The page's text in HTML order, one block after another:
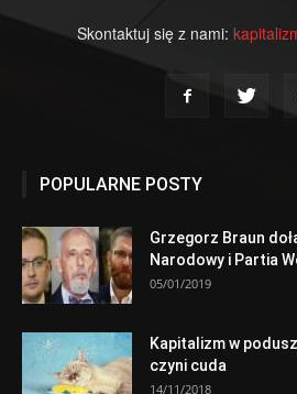
Skontaktuj się z nami:
POPULARNE POSTY
Grzegorz Braun
Narodowy i Partia
05/01/2019
Kapitalizm w
czyni cuda
14/11/2018